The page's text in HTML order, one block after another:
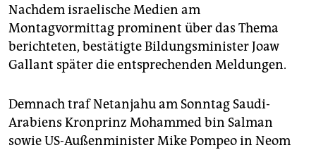
Nachdem israelische Medien am
Montagvormittag prominent über das Thema
berichteten, bestätigte Bildungsminister Joaw
Gallant später die entsprechenden Meldungen.
Demnach traf Netanjahu am Sonntag Saudi-
Arabiens Kronprinz Mohammed bin Salman
sowie US-Außenminister Mike Pompeo in Neom